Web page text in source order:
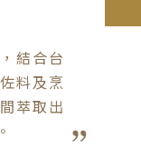
結合台
料及烹
萃取出